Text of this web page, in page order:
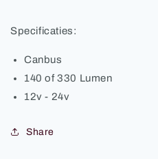
Specificaties:
Canbus
140 of 330 Lumen
12v - 24v
Share